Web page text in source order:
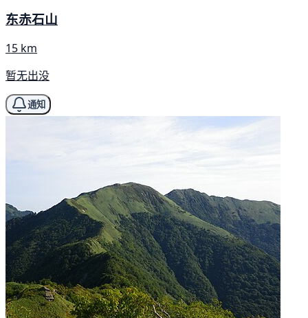
东赤石山
15 km
暂无出没
通知